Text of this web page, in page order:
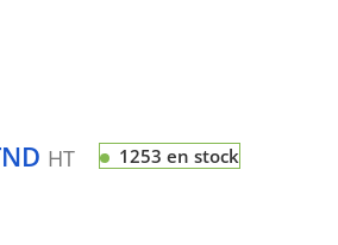
HT 1253 en stock